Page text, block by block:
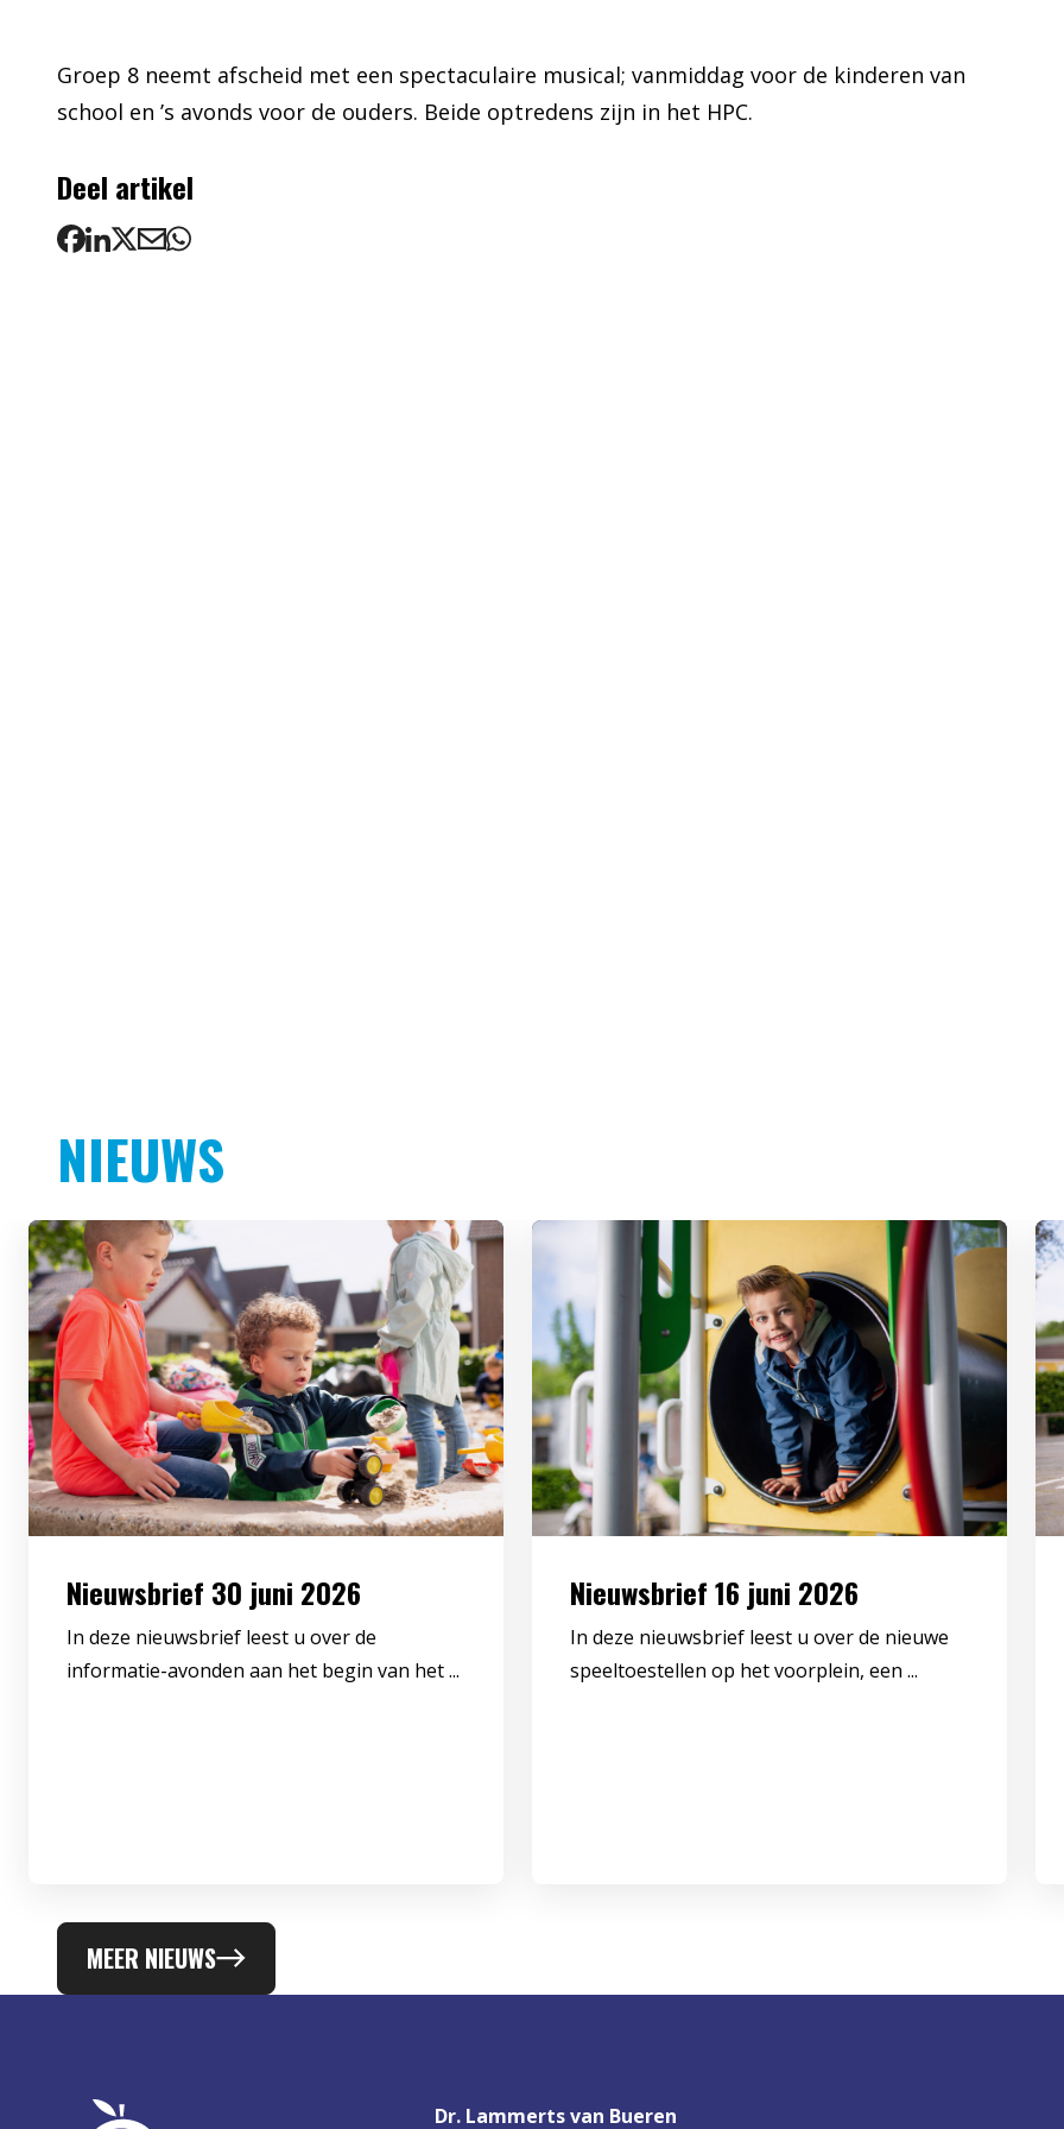
Groep 8 neemt afscheid met een spectaculaire musical; vanmiddag voor de kinderen van
school en ’s avonds voor de ouders. Beide optredens zijn in het HPC.
Deel artikel
NIEUWS
Nieuwsbrief 30 juni 2026
In deze nieuwsbrief leest u over de
informatie-avonden aan het begin van het ...
Nieuwsbrief 16 juni 2026
In deze nieuwsbrief leest u over de nieuwe
speeltoestellen op het voorplein, een ...
MEER NIEUWS
Dr. Lammerts van Bueren